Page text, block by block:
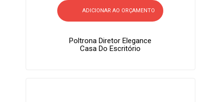
ADICIONAR AO ORÇAMENTO
Poltrona Diretor Elegance
Casa Do Escritório